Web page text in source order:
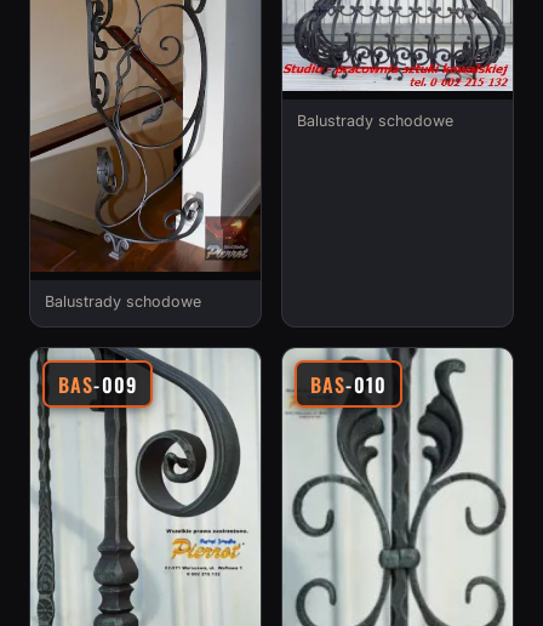
Balustrady schodowe
Balustrady schodowe
BAS-009 BAS-010